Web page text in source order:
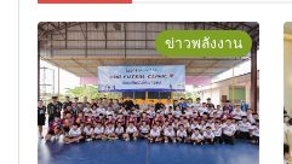
ข่าวพลังงาน